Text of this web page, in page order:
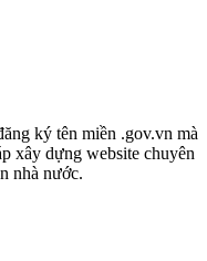
ký tên miền .gov.vn mà
xây dựng website chuyên
nhà nước.